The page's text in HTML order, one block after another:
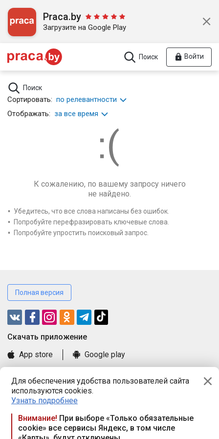
Для обеспечения удобства пользователей сайта
используются cookies.
Узнать подробнее
Внимание! При выборе «Только обязательные
cookie» все сервисы Яндекс, в том числе
Praca.by
Загрузите на Google Play
Поиск Войти
Поиск
Сортировать: по релевантности
Отображать: за все время
К сожалению, по вашему запросу ничего
не найдено.
Убедитесь, что все слова написаны без ошибок.
Попробуйте перефразировать ключевые слова.
Попробуйте упростить поисковый запрос.
Полная версия
Cкачать приложение
App store
Google play
Книга замечаний и предложений
Правила и документы
Praca.by © 2000—2026, ООО «ПРАЦА БАЙ»
Республика Беларусь, 220114, г. Минск, пр-т Независимости
117а, пом. № 9.